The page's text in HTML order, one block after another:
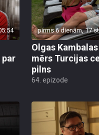
par
pirms 6 dienām, 17
Olgas
mērs Turcijas
pilns
64. epizode